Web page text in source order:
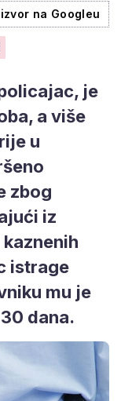
na Googleu
je
a više
u
zbog
iz
istrage
mu je
dana.